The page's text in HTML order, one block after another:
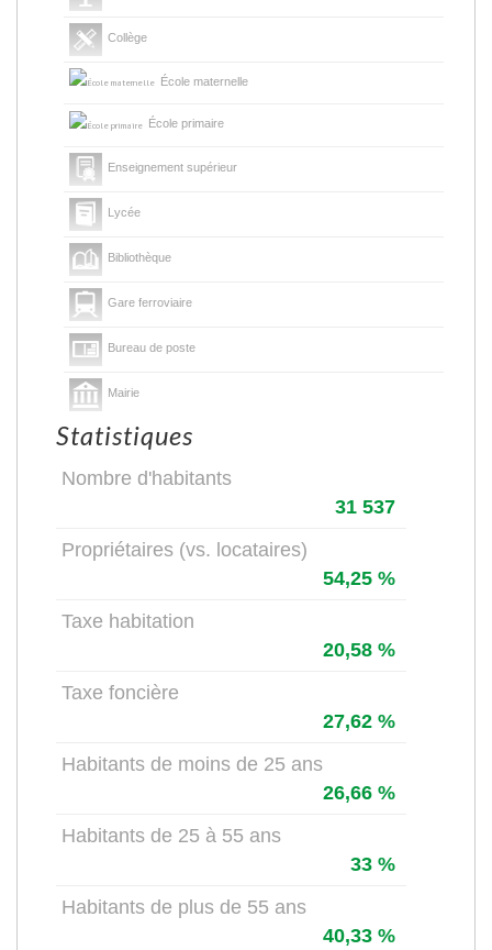
Collège
École maternelle
École primaire
Enseignement supérieur
Lycée
Bibliothèque
Gare ferroviaire
Bureau de poste
Mairie
Presse et Tabac
Statistiques
Nombre d'habitants
31 537
Propriétaires (vs. locataires)
54,25 %
Taxe habitation
20,58 %
Taxe foncière
27,62 %
Habitants de moins de 25 ans
26,66 %
Habitants de 25 à 55 ans
33 %
Habitants de plus de 55 ans
40,33 %